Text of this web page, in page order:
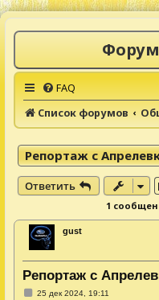
FAQ
Список форумов
Репортаж с
Ответить
1
gust
Репортаж с
С25 дек 2024, 19:11